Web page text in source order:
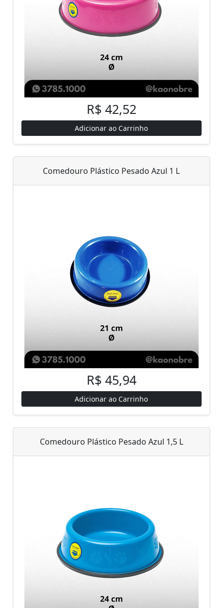
R$ 42,52
Adicionar ao Carrinho
Comedouro Plástico Pesado Azul 1 L
R$ 45,94
Adicionar ao Carrinho
Comedouro Plástico Pesado Azul 1,5 L